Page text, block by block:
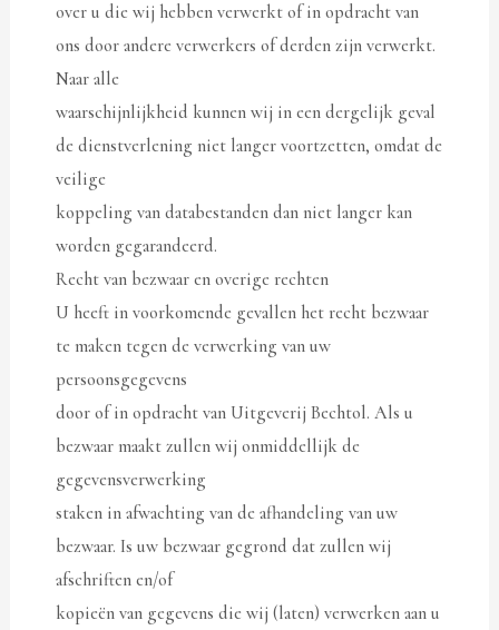
over u die wij hebben verwerkt of in opdracht van
ons door andere verwerkers of derden zijn verwerkt.
Naar alle
waarschijnlijkheid kunnen wij in een dergelijk geval
de dienstverlening niet langer voortzetten, omdat de
veilige
koppeling van databestanden dan niet langer kan
worden gegarandeerd.
Recht van bezwaar en overige rechten
U heeft in voorkomende gevallen het recht bezwaar
te maken tegen de verwerking van uw
persoonsgegevens
door of in opdracht van Uitgeverij Bechtol. Als u
bezwaar maakt zullen wij onmiddellijk de
gegevensverwerking
staken in afwachting van de afhandeling van uw
bezwaar. Is uw bezwaar gegrond dat zullen wij
afschriften en/of
kopieën van gegevens die wij (laten) verwerken aan u